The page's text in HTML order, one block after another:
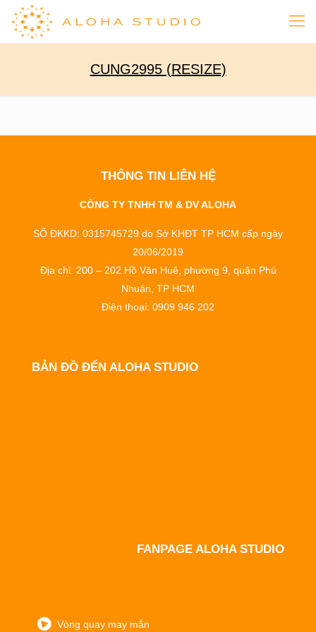
CUNG2995 (RESIZE)
THÔNG TIN LIÊN HỆ
CÔNG TY TNHH TM & DV ALOHA
SỐ ĐKKD: 0315745729 do Sở KHĐT TP HCM cấp ngày
20/06/2019
Địa chỉ: 200 – 202 Hồ Văn Huê, phường 9, quận Phú
Nhuận, TP HCM
Điện thoại: 0909 946 202
BẢN ĐỒ ĐẾN ALOHA STUDIO
FANPAGE ALOHA STUDIO
Vòng quay may mắn